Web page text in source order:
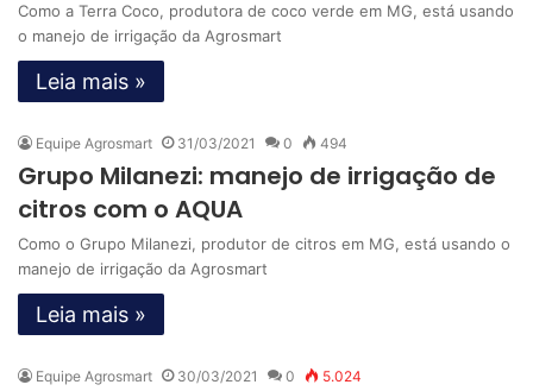
Como a Terra Coco, produtora de coco verde em MG, está usando
o manejo de irrigação da Agrosmart
Leia mais »
Equipe Agrosmart 31/03/2021 0 494
Grupo Milanezi: manejo de irrigação de
citros com o AQUA
Como o Grupo Milanezi, produtor de citros em MG, está usando o
manejo de irrigação da Agrosmart
Leia mais »
Equipe Agrosmart 30/03/2021 0 5.024